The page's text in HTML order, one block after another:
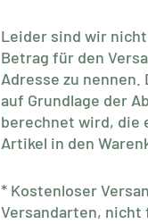
Leider sind wir
Betrag für den
Adresse zu nennen.
auf Grundlage der
berechnet wird, die
Artikel in den
* Kostenloser
Versandarten, nicht